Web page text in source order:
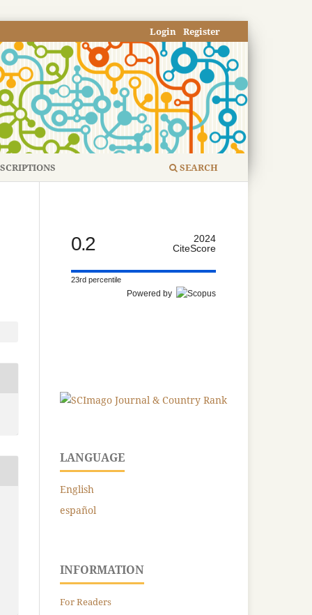
SEARCH
Register
Login
0.2
2024
CiteScore
23rd percentile
Powered by
LANGUAGE
English
español
INFORMATION
For Readers